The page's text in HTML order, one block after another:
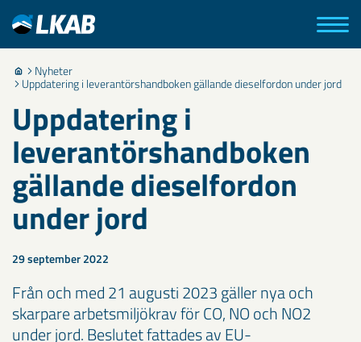
Nyheter
Uppdatering i leverantörshandboken gällande dieselfordon under jord
Uppdatering i
leverantörshandboken
gällande dieselfordon
under jord
29 september 2022
Från och med 21 augusti 2023 gäller nya och
skarpare arbetsmiljökrav för CO, NO och NO2
under jord. Beslutet fattades av EU-